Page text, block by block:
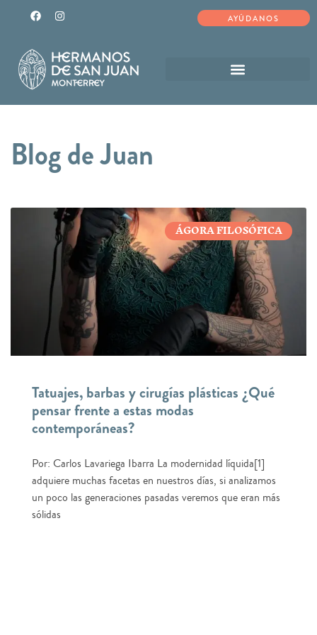
AYÚDANOS
Blog de Juan
ÁGORA FILOSÓFICA
Tatuajes, barbas y cirugías plásticas ¿Qué
pensar frente a estas modas
contemporáneas?
Por: Carlos Lavariega Ibarra La modernidad líquida[1]
adquiere muchas facetas en nuestros días, si analizamos
un poco las generaciones pasadas veremos que eran más
sólidas